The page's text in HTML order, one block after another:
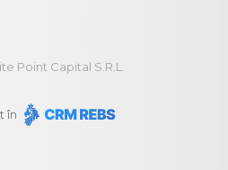
Point Capital S.R.L.
în